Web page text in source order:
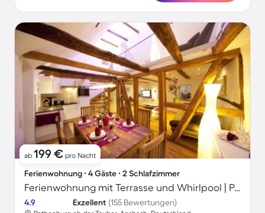
ab 199 € pro Nacht
Ferienwohnung ∙ 4 Gäste ∙ 2 Schlafzimmer
Ferienwohnung mit Terrasse und Whirlpool | Perfekt für die Arbeit von Zuhause
4.9 Exzellent (155 Bewertungen)